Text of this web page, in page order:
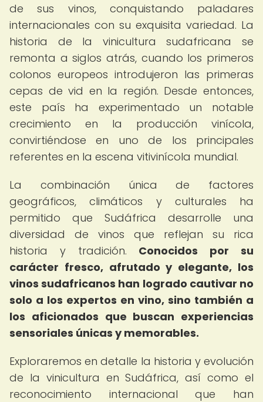
de sus vinos, conquistando paladares
internacionales con su exquisita variedad. La
historia de la vinicultura sudafricana se
remonta a siglos atrás, cuando los primeros
colonos europeos introdujeron las primeras
cepas de vid en la región. Desde entonces,
este país ha experimentado un notable
crecimiento en la producción vinícola,
convirtiéndose en uno de los principales
referentes en la escena vitivinícola mundial.
La combinación única de factores
geográficos, climáticos y culturales ha
permitido que Sudáfrica desarrolle una
diversidad de vinos que reflejan su rica
historia y tradición. Conocidos por su
carácter fresco, afrutado y elegante, los
vinos sudafricanos han logrado cautivar no
solo a los expertos en vino, sino también a
los aficionados que buscan experiencias
sensoriales únicas y memorables.
Exploraremos en detalle la historia y evolución
de la vinicultura en Sudáfrica, así como el
reconocimiento internacional que han